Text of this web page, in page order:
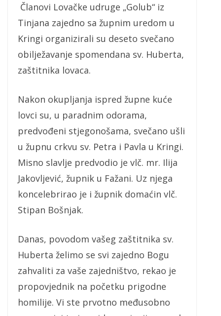
Članovi Lovačke udruge „Golub“ iz
Tinjana zajedno sa župnim uredom u
Kringi organizirali su deseto svečano
obilježavanje spomendana sv. Huberta,
zaštitnika lovaca.
Nakon okupljanja ispred župne kuće
lovci su, u paradnim odorama,
predvođeni stjegonošama, svečano ušli
u župnu crkvu sv. Petra i Pavla u Kringi.
Misno slavlje predvodio je vlč. mr. Ilija
Jakovljević, župnik u Fažani. Uz njega
koncelebrirao je i župnik domaćin vlč.
Stipan Bošnjak.
Danas, povodom vašeg zaštitnika sv.
Huberta želimo se svi zajedno Bogu
zahvaliti za vaše zajedništvo, rekao je
propovjednik na početku prigodne
homilije. Vi ste prvotno međusobno